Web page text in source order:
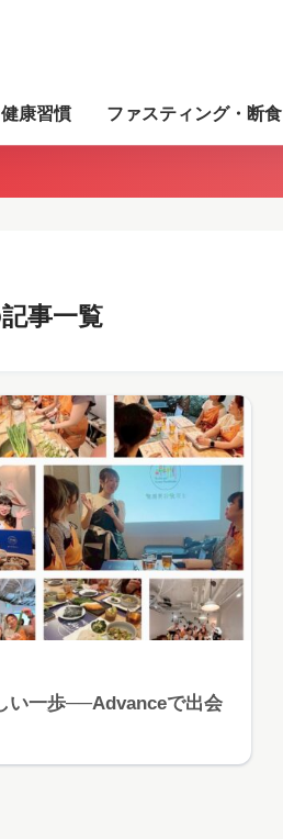
康習慣 ファスティング・断食
記事一覧
い一歩──Advanceで出会